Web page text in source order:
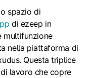
spazio di
di ezeep in
multifunzione
nella piattaforma di
Questa triplice
lavoro che copre